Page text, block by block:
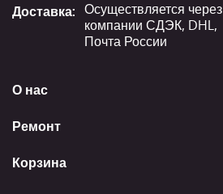
О нас
Ремонт
Корзина
Доставка: Осуществляется через
компании СДЭК, DHL,
Почта России